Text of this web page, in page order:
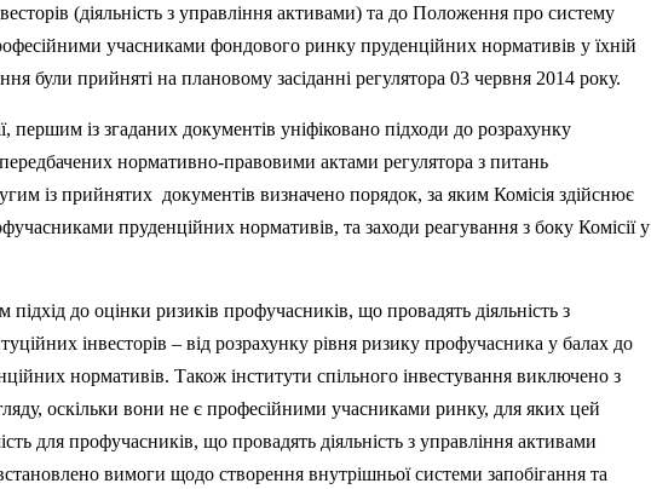
(діяльність з управління активами) та до Положення про систему
учасниками фондового ринку пруденційних нормативів у їхній
були прийняті на плановому засіданні регулятора 03 червня 2014 року.
першим із згаданих документів уніфіковано підходи до розрахунку
нормативно-правовими актами регулятора з питань
із прийнятих документів визначено порядок, за яким Комісія здійснює
пруденційних нормативів, та заходи реагування з боку Комісії у
до оцінки ризиків профучасників, що провадять діяльність з
інвесторів – від розрахунку рівня ризику профучасника у балах до
нормативів. Також інститути спільного інвестування виключено з
оскільки вони не є професійними учасниками ринку, для яких цей
для профучасників, що провадять діяльність з управління активами
вимоги щодо створення внутрішньої системи запобігання та